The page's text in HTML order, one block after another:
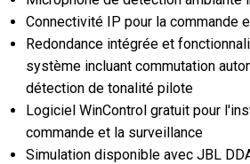
Connectivité IP pour la commande
Redondance intégrée et
système incluant commutation
détection de tonalité pilote
Logiciel WinControl gratuit pour
commande et la surveillance
Simulation disponible avec JBL